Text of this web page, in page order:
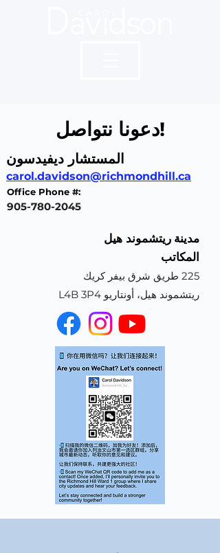
دعونا نتواصل!
المستشار ديفيدسون
carol.davidson@richmondhill.ca
Office Phone #:
905-780-2045
مدينة ريتشموند هيل
المكاتب
225 طريق شرق بيفر كريك
ريتشموند هيل، أونتاريو L4B 3P4